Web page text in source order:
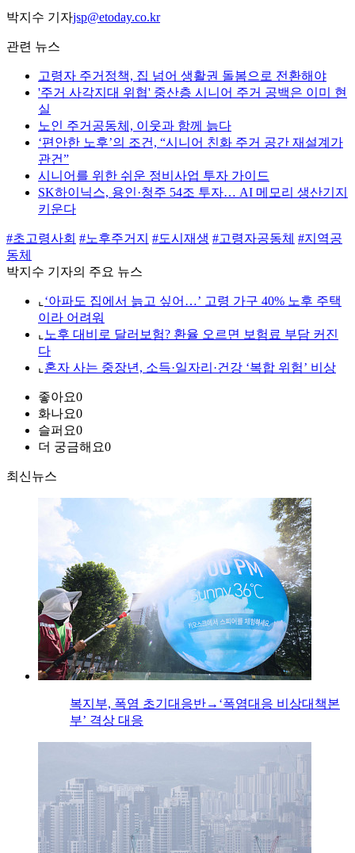
박지수 기자jsp@etoday.co.kr
관련 뉴스
고령자 주거정책, 집 넘어 생활권 돌봄으로 전환해야
'주거 사각지대 위협' 중산층 시니어 주거 공백은 이미 현
실
노인 주거공동체, 이웃과 함께 늙다
‘편안한 노후’의 조건, “시니어 친화 주거 공간 재설계가
관건”
시니어를 위한 쉬운 정비사업 투자 가이드
SK하이닉스, 용인·청주 54조 투자… AI 메모리 생산기지
키운다
#초고령사회 #노후주거지 #도시재생 #고령자공동체 #지역공
동체
박지수 기자의 주요 뉴스
⌞ ‘아파도 집에서 늙고 싶어…’ 고령 가구 40% 노후 주택
이라 어려워
⌞ 노후 대비로 달러보험? 환율 오르면 보험료 부담 커진
다
⌞ 혼자 사는 중장년, 소득·일자리·건강 ‘복합 위험’ 비상
좋아요0
화나요0
슬퍼요0
더 궁금해요0
최신뉴스
복지부, 폭염 초기대응반→‘폭염대응 비상대책본
부’ 격상 대응